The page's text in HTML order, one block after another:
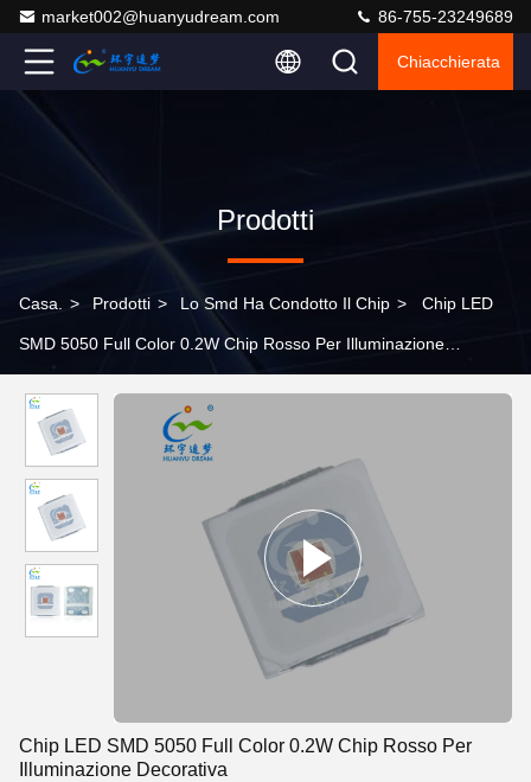
market002@huanyudream.com 86-755-23249689
Chiacchierata
Prodotti
Casa. > Prodotti > Lo Smd Ha Condotto Il Chip > Chip LED
SMD 5050 Full Color 0.2W Chip Rosso Per Illuminazione
Chip LED SMD 5050 Full Color 0.2W Chip Rosso Per
Illuminazione Decorativa